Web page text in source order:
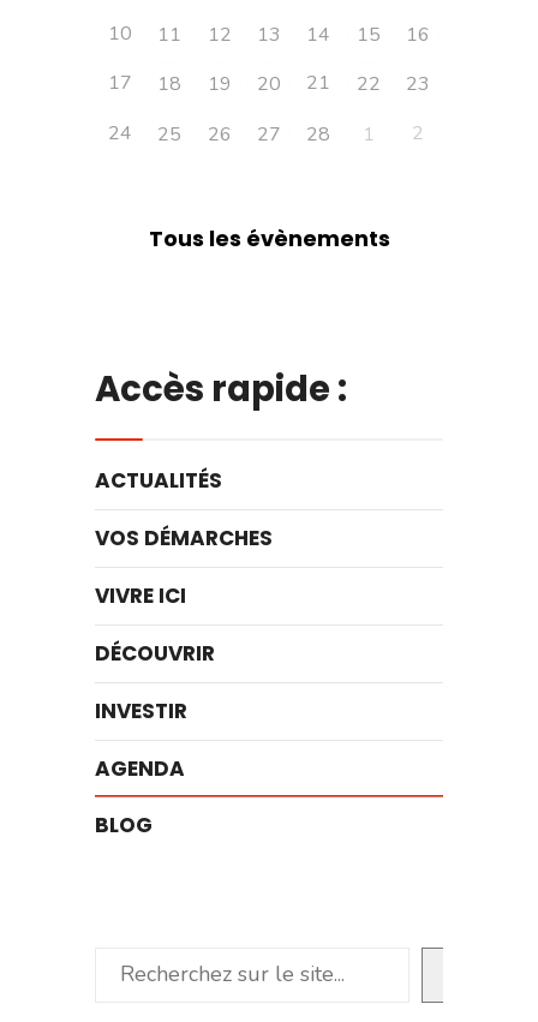
10
11 12 13 14 15
16
17
18 19 20 21 22
23
24
25 26 27 28 1 2
Tous les évènements
Accès rapide :
ACTUALITÉS
VOS DÉMARCHES
VIVRE ICI
DÉCOUVRIR
INVESTIR
AGENDA
BLOG
Rechercher